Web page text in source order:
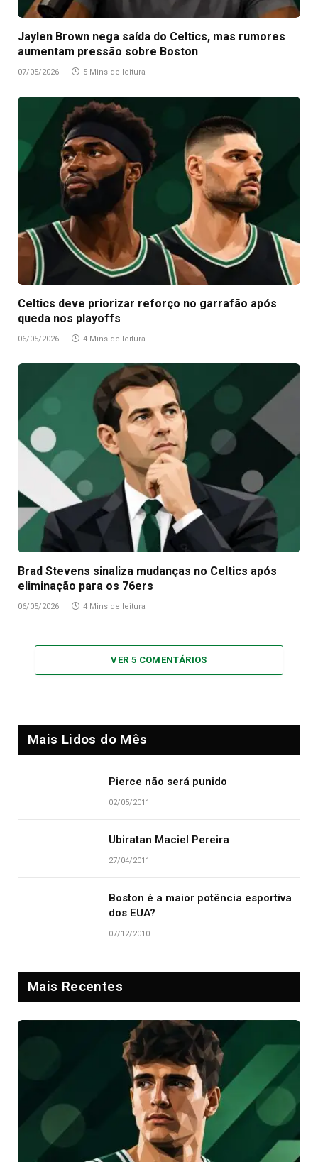
Jaylen Brown nega saída do Celtics, mas rumores
aumentam pressão sobre Boston
07/05/2026 5 Mins de leitura
Celtics deve priorizar reforço no garrafão após
queda nos playoffs
06/05/2026 4 Mins de leitura
Brad Stevens sinaliza mudanças no Celtics após
eliminação para os 76ers
06/05/2026 4 Mins de leitura
VER 5 COMENTÁRIOS
Mais Lidos do Mês
Pierce não será punido
02/05/2011
Ubiratan Maciel Pereira
27/04/2011
Boston é a maior potência esportiva
dos EUA?
07/12/2010
Mais Recentes